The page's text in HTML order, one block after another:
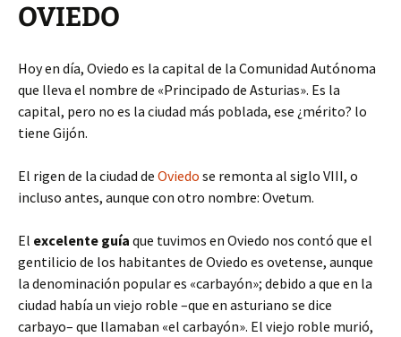
OVIEDO
Hoy en día, Oviedo es la capital de la Comunidad Autónoma
que lleva el nombre de «Principado de Asturias». Es la
capital, pero no es la ciudad más poblada, ese ¿mérito? lo
tiene Gijón.
El rigen de la ciudad de Oviedo se remonta al siglo VIII, o
incluso antes, aunque con otro nombre: Ovetum.
El excelente guía que tuvimos en Oviedo nos contó que el
gentilicio de los habitantes de Oviedo es ovetense, aunque
la denominación popular es «carbayón»; debido a que en la
ciudad había un viejo roble –que en asturiano se dice
carbayo– que llamaban «el carbayón». El viejo roble murió,